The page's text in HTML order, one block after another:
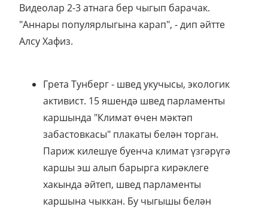
Видеолар 2-3 атнага бер чыгып барачак.
"Аннары популярлыгына карап", - дип әйтте
Алсу Хафиз.
Грета Тунберг - швед укучысы, экологик
активист. 15 яшендә швед парламенты
каршында "Климат өчен мәктәп
забастовкасы" плакаты белән торган.
Париж килешүе буенча климат үзгәрүгә
каршы эш алып барырга кирәклеге
хакында әйтеп, швед парламенты
каршына чыккан. Бу чыгышы белән